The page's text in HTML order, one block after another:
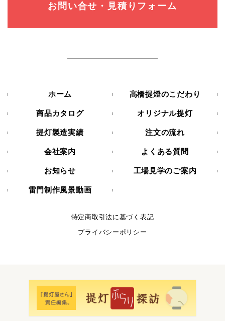
お問い合せ・見積りフォーム
ホーム 高橋提燈のこだわり
商品カタログ オリジナル提灯
提灯製造実績 注文の流れ
会社案内 よくある質問
お知らせ 工場見学のご案内
雷門制作風景動画
特定商取引法に基づく表記
プライバシーポリシー